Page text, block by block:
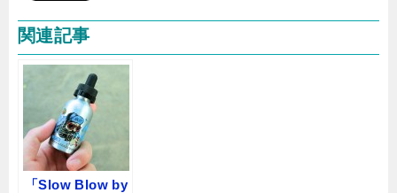
関連記事
「Slow Blow by